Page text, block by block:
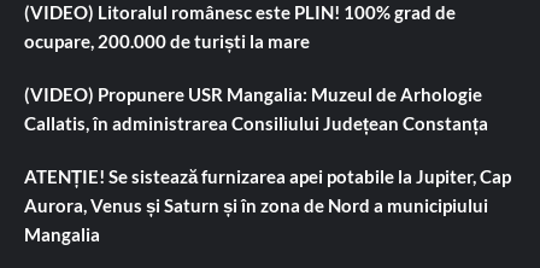
(VIDEO) Litoralul românesc este PLIN! 100% grad de
ocupare, 200.000 de turiști la mare
(VIDEO) Propunere USR Mangalia: Muzeul de Arhologie
Callatis, în administrarea Consiliului Județean Constanța
ATENȚIE! Se sistează furnizarea apei potabile la Jupiter, Cap
Aurora, Venus și Saturn și în zona de Nord a municipiului
Mangalia